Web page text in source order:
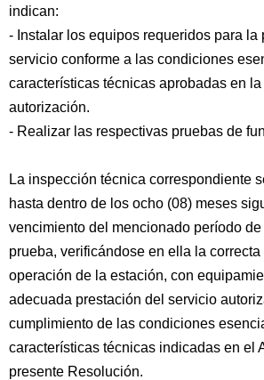
indican:
- Instalar los equipos requeridos para la
servicio conforme a las condiciones
características técnicas aprobadas en
autorización.
- Realizar las respectivas pruebas de
La inspección técnica correspondiente
hasta dentro de los ocho (08) meses
vencimiento del mencionado período
prueba, verificándose en ella la
operación de la estación, con
adecuada prestación del servicio
cumplimiento de las condiciones
características técnicas indicadas en el
presente Resolución.